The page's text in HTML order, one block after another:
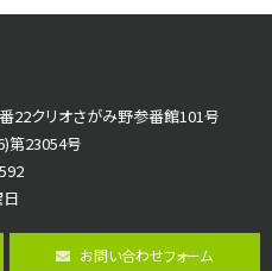
古淵駅
バ12分 歩4分
りをまとめ…
3,680万円
4ＳＬＤＫ
22クリオさがみ野参番館101号
第23054号
お問い合わせフォーム